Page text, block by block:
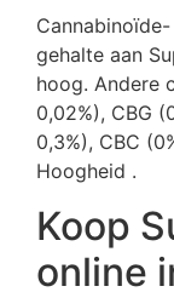
gehalte aan
hoog. Andere
0,02%), CBG
0,3%), CBC
Hoogheid .
Koop
online